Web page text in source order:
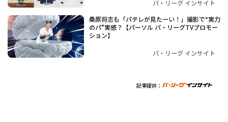
パ・リーグ インサイト
桑原将志も「パテレが見たーい！」撮影で“実力
のパ”実感？【パーソル パ・リーグTVプロモー
ション】
パ・リーグ インサイト
記事提供：